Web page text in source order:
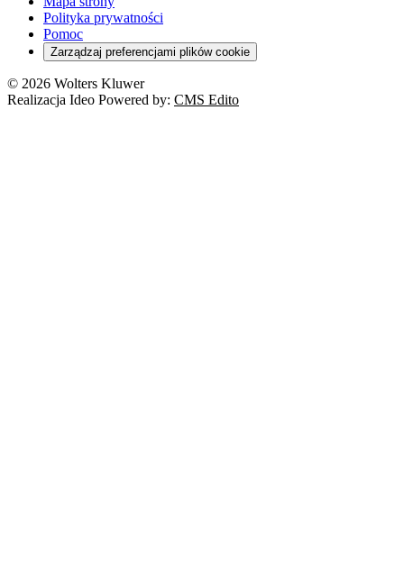
Cło
Deregulacja
Cyberbezpieczeństwo
Franczyza
Prawo autorskie
Orzeczenia
RODO
Polityka prywatności
Pomoc
Zarządzaj preferencjami plików cookie
© 2026 Wolters Kluwer
Realizacja Ideo Powered by: CMS Edito